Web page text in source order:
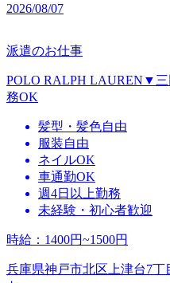
2026/08/07
派遣のお仕事
POLO RALPH LAUREN▼三
務OK
髪型・髪色自由
服装自由
ネイルOK
車通勤OK
週4日以上勤務
未経験・初心者歓迎
時給 ： 1400円~1500円
兵庫県神戸市北区上津台7